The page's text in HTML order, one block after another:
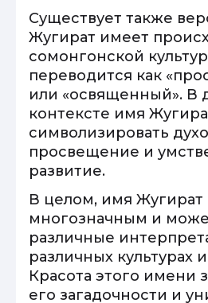
Существует также
Жугират имеет
сомонгонской
переводится как
или «освященный». В
контексте имя
символизировать
просвещение и
развитие.
В целом, имя Жугират
многозначным и
различные
различных культурах
Красота этого имени
его загадочности и